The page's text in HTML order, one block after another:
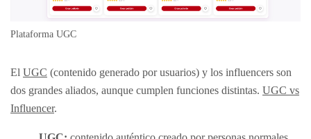
Plataforma UGC
El UGC (contenido generado por usuarios) y los influencers son
dos grandes aliados, aunque cumplen funciones distintas. UGC vs
Influencer.